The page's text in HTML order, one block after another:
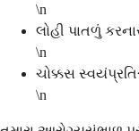
\n
લોહી પાતળું
\n
ચોક્કસ
\n